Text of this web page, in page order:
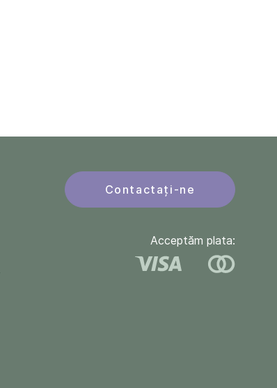
Contactați-ne
Acceptăm plata: